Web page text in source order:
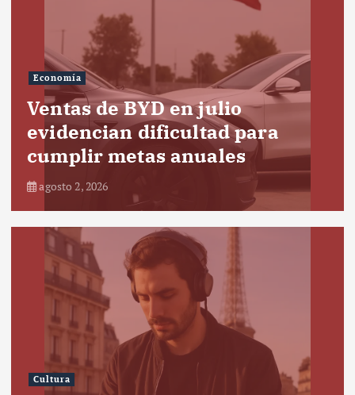
Economía
Ventas de BYD en julio
evidencian dificultad para
cumplir metas anuales
agosto 2, 2026
Cultura